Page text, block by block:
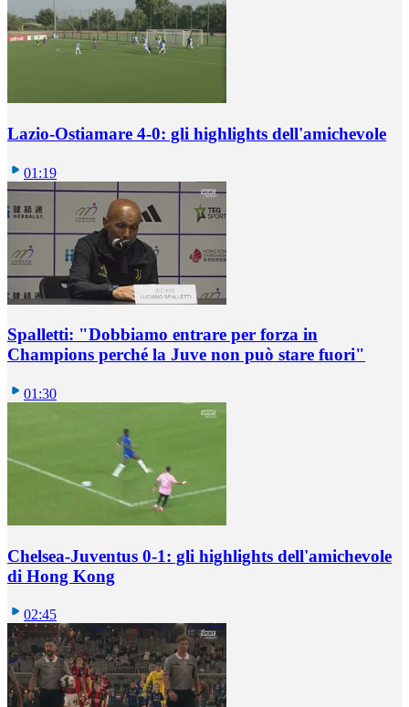
Lazio-Ostiamare 4-0: gli highlights dell'amichevole
01:19
Spalletti: "Dobbiamo entrare per forza in
Champions perché la Juve non può stare fuori"
01:30
Chelsea-Juventus 0-1: gli highlights dell'amichevole
di Hong Kong
02:45